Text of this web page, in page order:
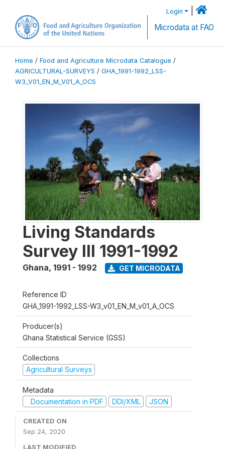
Login
Microdata at FAO
Home / Food and Agriculture Microdata Catalogue /
AGRICULTURAL-SURVEYS / GHA_1991-1992_LSS-
W3_V01_EN_M_V01_A_OCS
Living Standards
Survey III 1991-1992
Ghana, 1991 - 1992 GET MICRODATA
Reference ID
GHA_1991-1992_LSS-W3_v01_EN_M_v01_A_OCS
Producer(s)
Ghana Statistical Service (GSS)
Collections
Agricultural Surveys
Metadata
Documentation in PDF
DDI/XML JSON
CREATED ON
Sep 24, 2020
LAST MODIFIED